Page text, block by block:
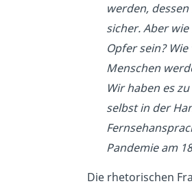
werden,
sicher. Aber
Opfer sein?
Menschen
Wir haben es
selbst in der
Pandemie am
Die rhetorischen